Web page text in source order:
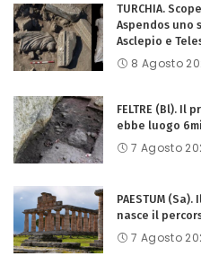
TURCHIA.
Aspendos uno
Asclepio e
8 Agosto
FELTRE (Bl).
ebbe luogo
7 Agosto
PAESTUM
nasce il
7 Agosto